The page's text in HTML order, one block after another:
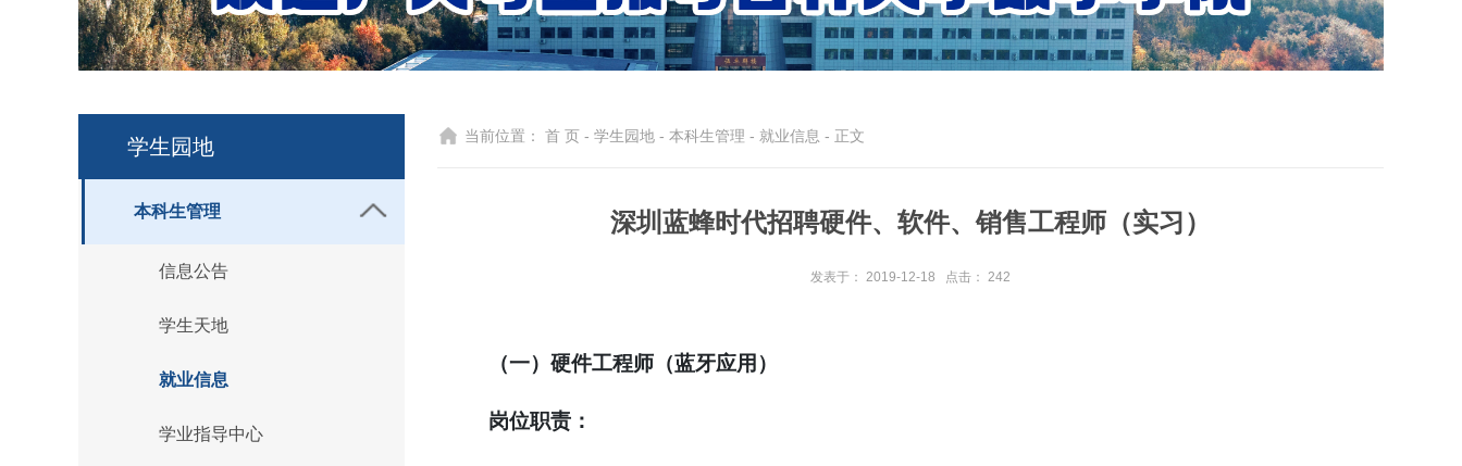
学生园地
本科生管理
信息公告
学生天地
就业信息
学业指导中心
当前位置： 首 页 - 学生园地 - 本科生管理 - 就业信息 - 正文
深圳蓝蜂时代招聘硬件、软件、销售工程师（实习）
发表于： 2019-12-18 点击： 242
（一）硬件工程师（蓝牙应用）
岗位职责：